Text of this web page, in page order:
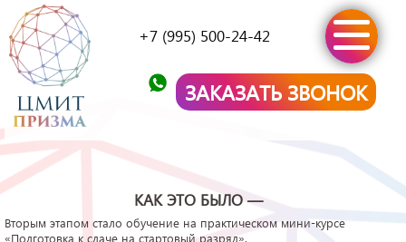
+7 (995) 500-24-42
ЗАКАЗАТЬ ЗВОНОК
КАК ЭТО БЫЛО —
Вторым этапом стало обучение на практическом мини-курсе
«Подготовка к сдаче на стартовый разряд».